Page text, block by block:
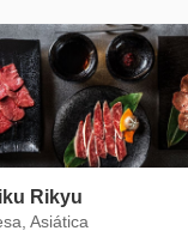
Rikyu
Asiática